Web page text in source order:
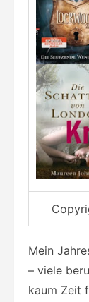
Mein
– viele
kaum Zeit